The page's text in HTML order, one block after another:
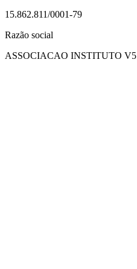
15.862.811/0001-79
Razão social
ASSOCIACAO INSTITUTO V5